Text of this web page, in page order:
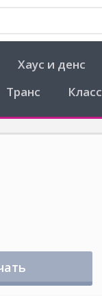
Хаус и денс
Транс